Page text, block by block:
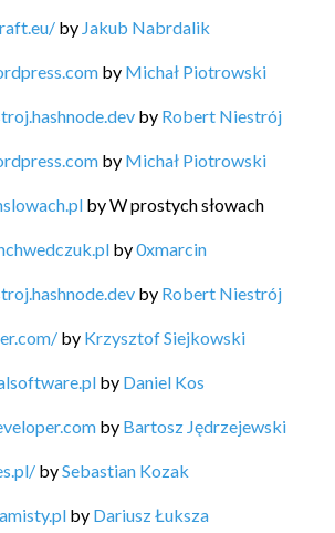
by Jakub Nabrdalik
by Michał Piotrowski
by Robert Niestrój
by Michał Piotrowski
byW prostych słowach
by0xmarcin
by Robert Niestrój
by Krzysztof Siejkowski
by Daniel Kos
by Bartosz Jędrzejewski
bySebastian Kozak
by Dariusz Łuksza